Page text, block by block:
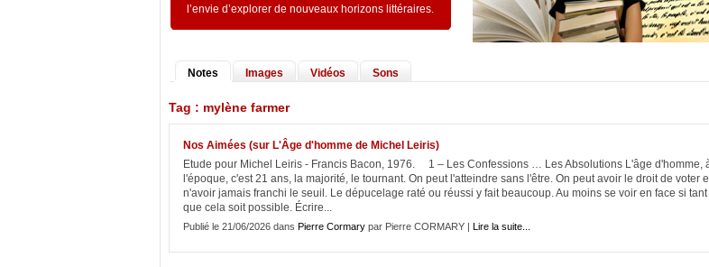
l’envie d’explorer de nouveaux horizons littéraires.
Notes Images Vidéos Sons
Tag : mylène farmer
Nos Aimées (sur L'Âge d'homme de Michel Leiris)
Etude pour Michel Leiris - Francis Bacon, 1976. 1 – Les Confessions … Les Absolutions L'âge d'homme,
l'époque, c'est 21 ans, la majorité, le tournant. On peut l'atteindre sans l'être. On peut avoir le droit de voter
n'avoir jamais franchi le seuil. Le dépucelage raté ou réussi y fait beaucoup. Au moins se voir en face si tant
que cela soit possible. Écrire...
Publié le 21/06/2026 dans Pierre Cormary par Pierre CORMARY | Lire la suite...